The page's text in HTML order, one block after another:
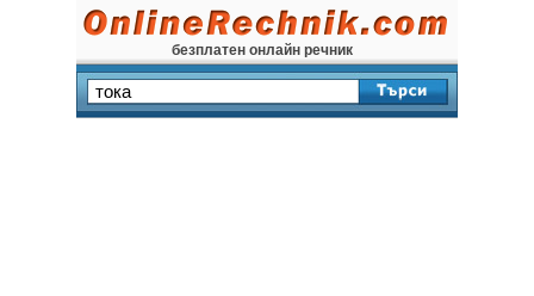
безплатен онлайн речник